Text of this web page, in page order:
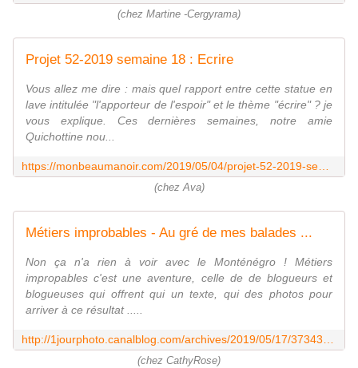
(chez Martine -Cergyrama)
Projet 52-2019 semaine 18 : Ecrire
Vous allez me dire : mais quel rapport entre cette statue en
lave intitulée "l'apporteur de l'espoir" et le thème "écrire" ? je
vous explique. Ces dernières semaines, notre amie
Quichottine nou...
(chez Ava)
Métiers improbables - Au gré de mes balades ...
Non ça n'a rien à voir avec le Monténégro ! Métiers
impropables c'est une aventure, celle de de blogueurs et
blogueuses qui offrent qui un texte, qui des photos pour
arriver à ce résultat .....
(chez CathyRose)